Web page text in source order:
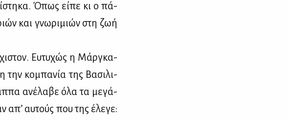
Όπως εί­πε κι ο πά­
και γνω­ρι­μιών στη ζωή
Ευ­τυ­χώς η Μάρ­γκα­
την κο­μπα­νία της Βα­σι­λι­
ανέ­λα­βε όλα τα με­γά­
απ’ αυ­τούς που της έλε­γε: